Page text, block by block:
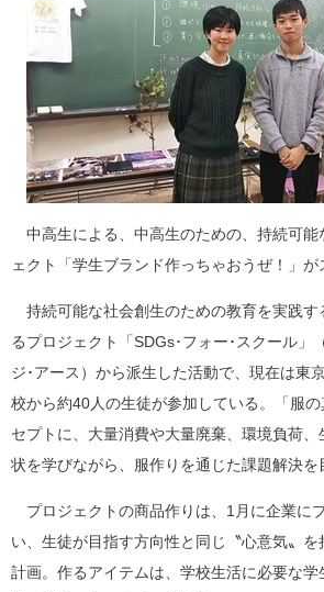
中高生による、中高生のための、持続可能
ェクト「学生ブランド作っちゃおうぜ！」が
持続可能な社会創生のための教育を実践す
るプロジェクト「SDGs･フォー･スクール」
ジ･アース）から派生した活動で、現在は東
校から約40人の生徒が参加している。「服
セプトに、大量消費や大量廃棄、環境負荷、
状を学びながら、服作りを通じた課題解決を
プロジェクトの商品作りは、1月に企業に
い、生徒が目指す方向性と同じ〝心意気〟を
計画。作るアイテムは、学校生活に必要な